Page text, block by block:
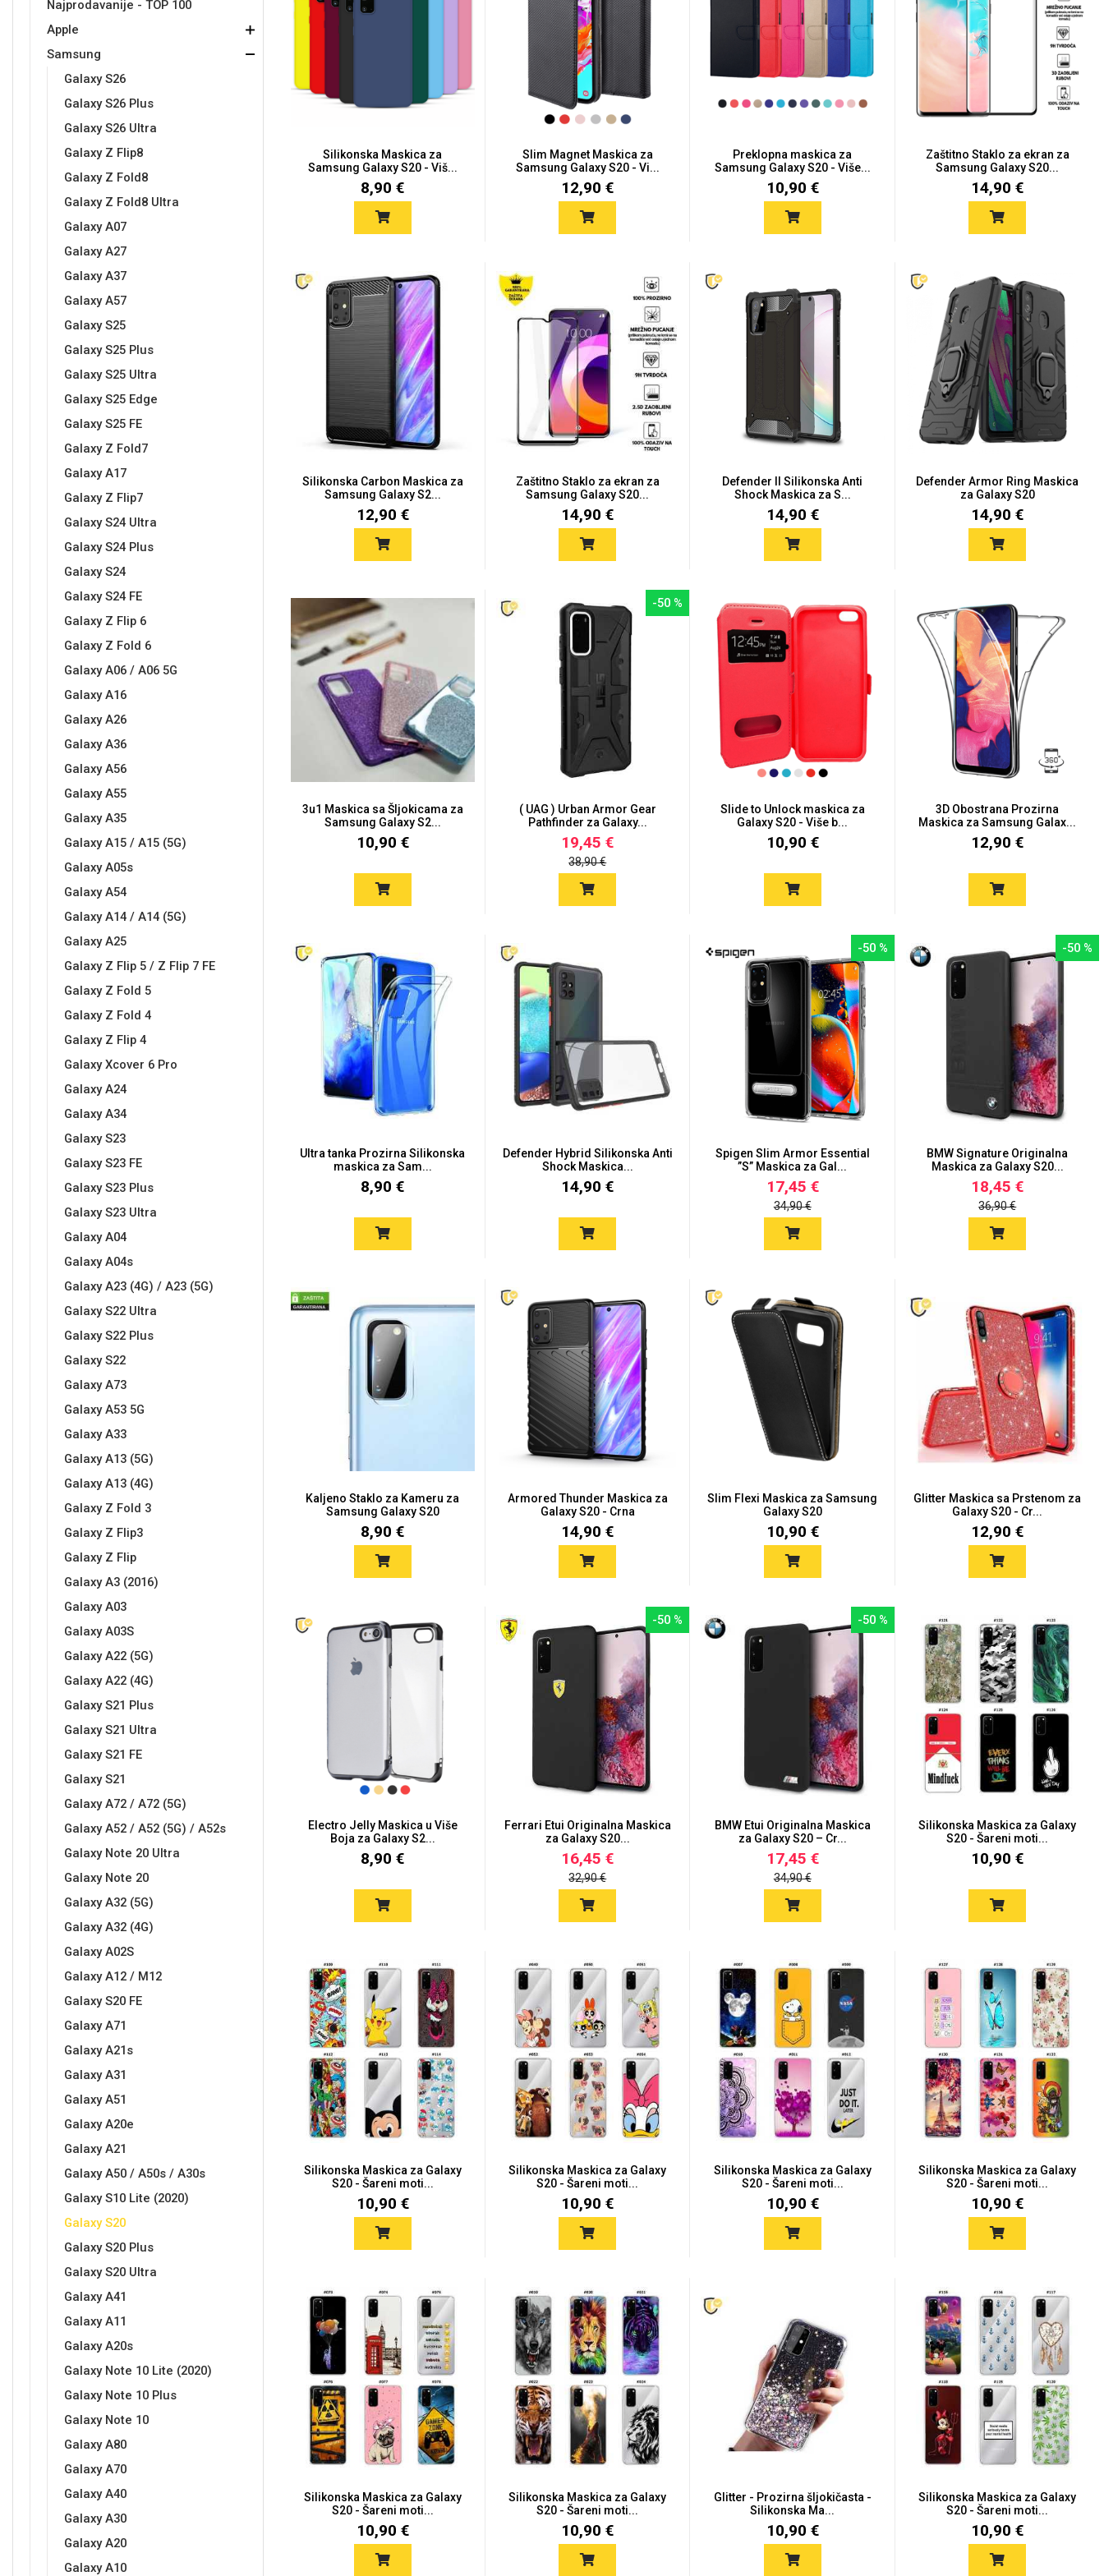
Najprodavanije - TOP 100
Apple
Samsung
Galaxy S26
Galaxy S26 Plus
Galaxy S26 Ultra
Galaxy Z Flip8
Galaxy Z Fold8
Galaxy Z Fold8 Ultra
Galaxy A07
Galaxy A27
Galaxy A37
Galaxy A57
Galaxy S25
Galaxy S25 Plus
Galaxy S25 Ultra
Galaxy S25 Edge
Galaxy S25 FE
Galaxy Z Fold7
Galaxy A17
Galaxy Z Flip7
Galaxy S24 Ultra
Galaxy S24 Plus
Galaxy S24
Galaxy S24 FE
Galaxy Z Flip 6
Galaxy Z Fold 6
Galaxy A06 / A06 5G
Galaxy A16
Galaxy A26
Galaxy A36
Galaxy A56
Galaxy A55
Galaxy A35
Galaxy A15 / A15 (5G)
Galaxy A05s
Galaxy A54
Galaxy A14 / A14 (5G)
Galaxy A25
Galaxy Z Flip 5 / Z Flip 7 FE
Galaxy Z Fold 5
Galaxy Z Fold 4
Galaxy Z Flip 4
Galaxy Xcover 6 Pro
Galaxy A24
Galaxy A34
Galaxy S23
Galaxy S23 FE
Galaxy S23 Plus
Galaxy S23 Ultra
Galaxy A04
Galaxy A04s
Galaxy A23 (4G) / A23 (5G)
Galaxy S22 Ultra
Galaxy S22 Plus
Galaxy S22
Galaxy A73
Galaxy A53 5G
Galaxy A33
Galaxy A13 (5G)
Galaxy A13 (4G)
Galaxy Z Fold 3
Galaxy Z Flip3
Galaxy Z Flip
Galaxy A3 (2016)
Galaxy A03
Galaxy A03S
Galaxy A22 (5G)
Galaxy A22 (4G)
Galaxy S21 Plus
Galaxy S21 Ultra
Galaxy S21 FE
Galaxy S21
Galaxy A72 / A72 (5G)
Galaxy A52 / A52 (5G) / A52s
Galaxy Note 20 Ultra
Galaxy Note 20
Galaxy A32 (5G)
Galaxy A32 (4G)
Galaxy A02S
Galaxy A12 / M12
Galaxy S20 FE
Galaxy A71
Galaxy A21s
Galaxy A31
Galaxy A51
Galaxy A20e
Galaxy A21
Galaxy A50 / A50s / A30s
Galaxy S10 Lite (2020)
Galaxy S20
Galaxy S20 Plus
Galaxy S20 Ultra
Galaxy A41
Galaxy A11
Galaxy A20s
Galaxy Note 10 Lite (2020)
Galaxy Note 10 Plus
Galaxy Note 10
Galaxy A80
Galaxy A70
Galaxy A40
Galaxy A30
Galaxy A20
Galaxy A10
Silikonska Maskica za
Samsung Galaxy S20 - Viš...
8,90 €
Slim Magnet Maskica za
Samsung Galaxy S20 - Vi...
12,90 €
Preklopna maskica za
Samsung Galaxy S20 - Više...
10,90 €
Zaštitno Staklo za ekran za
Samsung Galaxy S20...
14,90 €
Silikonska Carbon Maskica za
Samsung Galaxy S2...
12,90 €
Zaštitno Staklo za ekran za
Samsung Galaxy S20...
14,90 €
Defender II Silikonska Anti
Shock Maskica za S...
14,90 €
Defender Armor Ring Maskica
za Galaxy S20
14,90 €
3u1 Maskica sa Šljokicama za
Samsung Galaxy S2...
10,90 €
-50 %
( UAG ) Urban Armor Gear
Pathfinder za Galaxy...
19,45 €
38,90 €
Slide to Unlock maskica za
Galaxy S20 - Više b...
10,90 €
3D Obostrana Prozirna
Maskica za Samsung Galax...
12,90 €
Ultra tanka Prozirna Silikonska
maskica za Sam...
8,90 €
Defender Hybrid Silikonska Anti
Shock Maskica...
14,90 €
-50 %
Spigen Slim Armor Essential
”S” Maskica za Gal...
17,45 €
34,90 €
-50 %
BMW Signature Originalna
Maskica za Galaxy S20...
18,45 €
36,90 €
Kaljeno Staklo za Kameru za
Samsung Galaxy S20
8,90 €
Armored Thunder Maskica za
Galaxy S20 - Crna
14,90 €
Slim Flexi Maskica za Samsung
Galaxy S20
10,90 €
Glitter Maskica sa Prstenom za
Galaxy S20 - Cr...
12,90 €
Electro Jelly Maskica u Više
Boja za Galaxy S2...
8,90 €
-50 %
Ferrari Etui Originalna Maskica
za Galaxy S20...
16,45 €
32,90 €
-50 %
BMW Etui Originalna Maskica
za Galaxy S20 – Cr...
17,45 €
34,90 €
Silikonska Maskica za Galaxy
S20 - Šareni moti...
10,90 €
Silikonska Maskica za Galaxy
S20 - Šareni moti...
10,90 €
Silikonska Maskica za Galaxy
S20 - Šareni moti...
10,90 €
Silikonska Maskica za Galaxy
S20 - Šareni moti...
10,90 €
Silikonska Maskica za Galaxy
S20 - Šareni moti...
10,90 €
Silikonska Maskica za Galaxy
S20 - Šareni moti...
10,90 €
Silikonska Maskica za Galaxy
S20 - Šareni moti...
10,90 €
Glitter - Prozirna šljokičasta -
Silikonska Ma...
10,90 €
Silikonska Maskica za Galaxy
S20 - Šareni moti...
10,90 €
Croatos Najprodavanije - TOP 100
Gym
Životinjsko carstvo
Svemirska kolekcija
Love motivi
Quotes Collection
Zodiac
Doodles
Za njega
Svijet životinja
MarbleMania
Crtani filmovi Sportski motivi
Obiteljski motivi
Punjači za mobitel Spigen maskice
Univerzalno kaljeno staklo
Preklopne maskice
Sony
Ostali držači
AUX kablovi Adapteri za mobitel